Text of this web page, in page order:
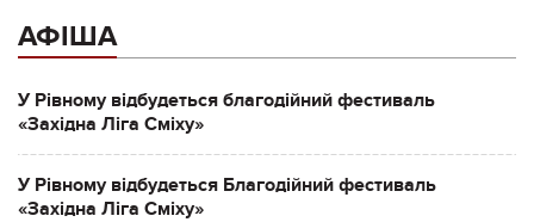
АФІША
У Рівному відбудеться благодійний фестиваль
«Західна Ліга Сміху»
У Рівному відбудеться Благодійний фестиваль
«Західна Ліга Сміху»